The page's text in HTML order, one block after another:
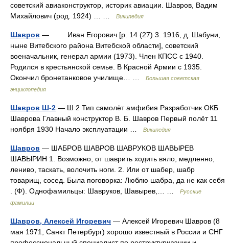
советский авиаконструктор, историк авиации. Шавров, Вадим
Михайлович (род. 1924) … …
Википедия
Шавров — Иван Егорович [р. 14 (27).3. 1916, д. Шабуни,
ныне Витебского района Витебской области], советский
военачальник, генерал армии (1973). Член КПСС с 1940.
Родился в крестьянской семье. В Красной Армии с 1935.
Окончил бронетанковое училище… …
Большая советская
энциклопедия
Шавров Ш-2 — Ш 2 Тип самолёт амфибия Разработчик ОКБ
Шаврова Главный конструктор В. Б. Шавров Первый полёт 11
ноября 1930 Начало эксплуатации …
Википедия
Шавров — ШАБРОВ ШАВРОВ ШАВРУКОВ ШАВЫРЕВ
ШАВЫРИН 1. Возможно, от шаврить ходить вяло, медленно,
лениво, таскать, волочить ноги. 2. Или от шaбер, шабр
товарищ, сосед. Была поговорка: Люблю шабра, да не как себя
. (Ф). Однофамильцы: Шавруков, Шавырев,… …
Русские
фамилии
Шавров, Алексей Игоревич — Алексей Игоревич Шавров (8
мая 1971, Санкт Петербург) хорошо известный в России и СНГ